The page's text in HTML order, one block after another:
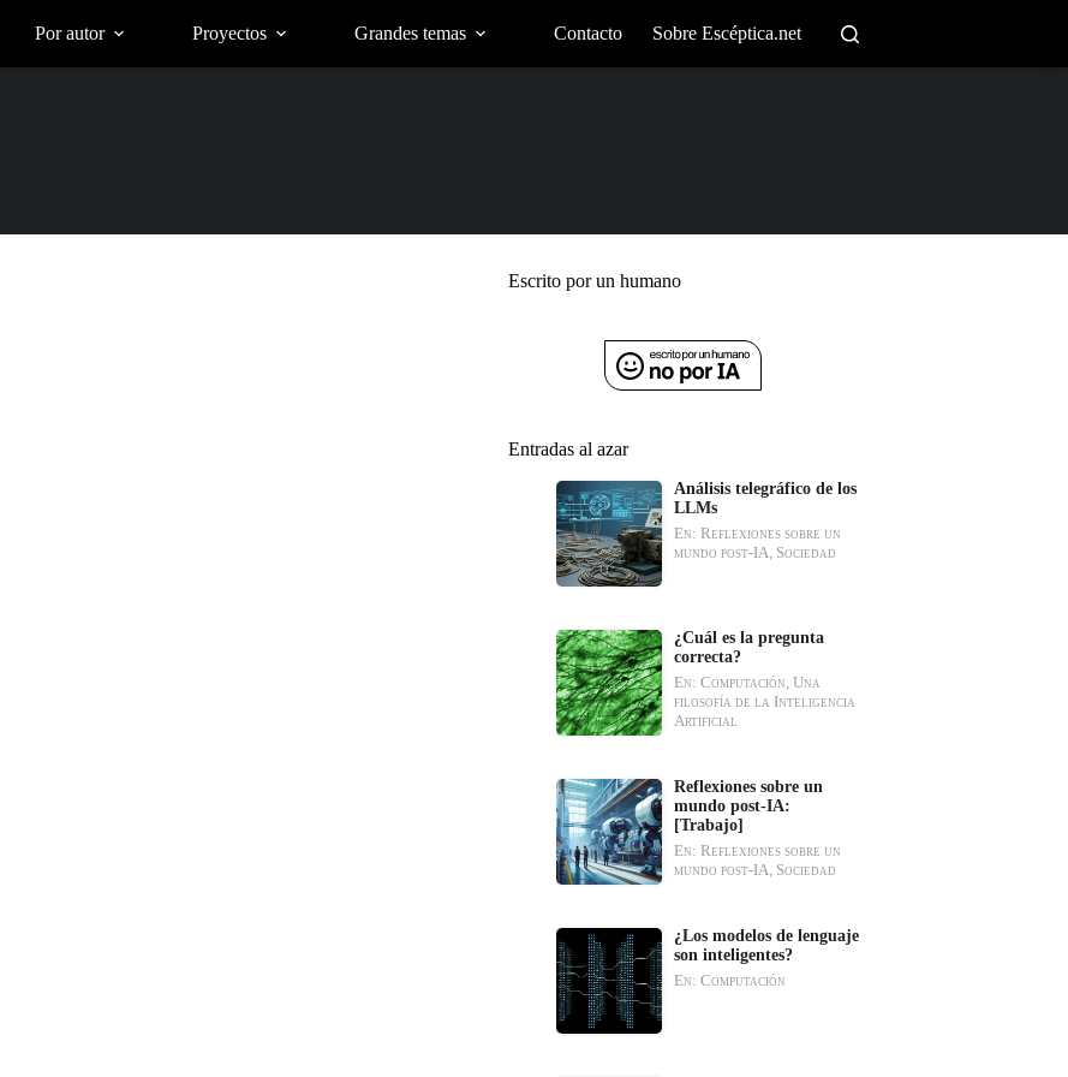
Por autor Proyectos Grandes temas Contacto Sobre Escéptica.net
Escrito por un humano
Entradas al azar
Análisis telegráfico de los
LLMs
En: Reflexiones sobre un
mundo post-IA, Sociedad
¿Cuál es la pregunta
correcta?
En: Computación, Una
filosofía de la Inteligencia
Artificial
Reflexiones sobre un
mundo post-IA:
[Trabajo]
En: Reflexiones sobre un
mundo post-IA, Sociedad
¿Los modelos de lenguaje
son inteligentes?
En: Computación